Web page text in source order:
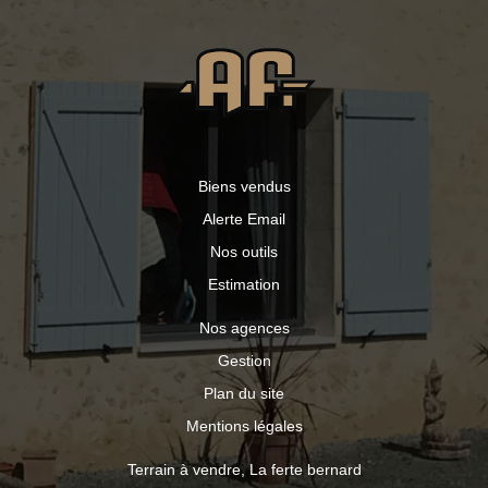
Biens vendus
Alerte Email
Nos outils
Estimation
Nos agences
Gestion
Plan du site
Mentions légales
Terrain à vendre, La ferte bernard